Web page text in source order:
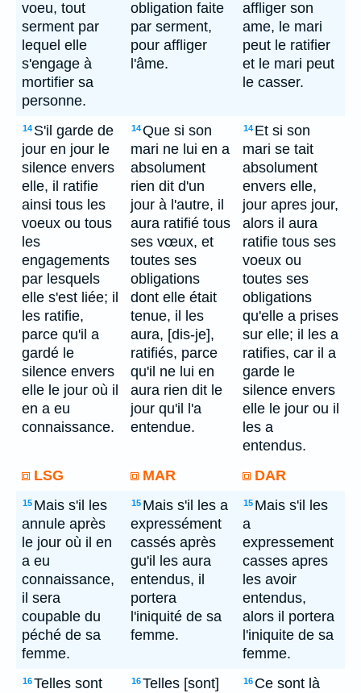
voeu, tout
serment par
lequel elle
s'engage à
mortifier sa
personne.
obligation faite
par serment,
pour affliger
l'âme.
affliger son
ame, le mari
peut le ratifier
et le mari peut
le casser.
14 S'il garde de
jour en jour le
silence envers
elle, il ratifie
ainsi tous les
voeux ou tous
les
engagements
par lesquels
elle s'est liée; il
les ratifie,
parce qu'il a
gardé le
silence envers
elle le jour où il
en a eu
connaissance.
14Que si son
mari ne lui en a
absolument
rien dit d'un
jour à l'autre, il
aura ratifié tous
ses vœux, et
toutes ses
obligations
dont elle était
tenue, il les
aura, [dis-je],
ratifiés, parce
qu'il ne lui en
aura rien dit le
jour qu'il l'a
entendue.
14 Et si son
mari se tait
absolument
envers elle,
jour apres jour,
alors il aura
ratifie tous ses
voeux ou
toutes ses
obligations
qu'elle a prises
sur elle; il les a
ratifies, car il a
garde le
silence envers
elle le jour ou il
les a
entendus.
LSG
MAR DAR
15 Mais s'il les
annule après
le jour où il en
a eu
connaissance,
il sera
coupable du
péché de sa
femme.
15 Mais s'il les a
expressément
cassés après
gu'il les aura
entendus, il
portera
l'iniquité de sa
femme.
15 Mais s'il les
a
expressement
casses apres
les avoir
entendus,
alors il portera
l'iniquite de sa
femme.
16Telles sont
16Telles [sont]
16 Ce sont là